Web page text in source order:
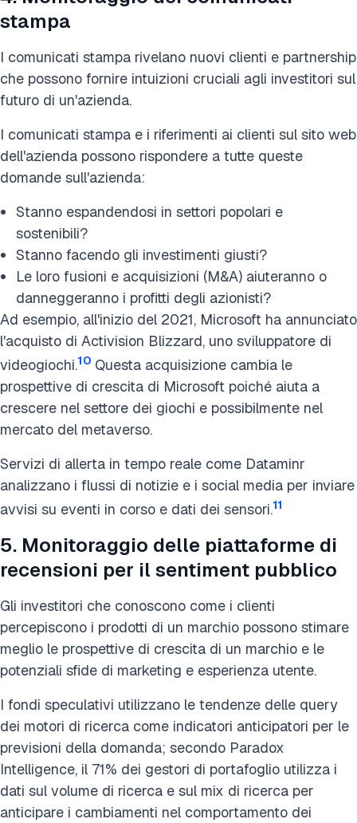
stampa
I comunicati stampa rivelano nuovi clienti e partnership
che possono fornire intuizioni cruciali agli investitori sul
futuro di un'azienda.
I comunicati stampa e i riferimenti ai clienti sul sito web
dell'azienda possono rispondere a tutte queste
domande sull'azienda:
Stanno espandendosi in settori popolari e
sostenibili?
Stanno facendo gli investimenti giusti?
Le loro fusioni e acquisizioni (M&A) aiuteranno o
danneggeranno i profitti degli azionisti?
Ad esempio, all'inizio del 2021, Microsoft ha annunciato
l'acquisto di Activision Blizzard, uno sviluppatore di
videogiochi.10 Questa acquisizione cambia le
prospettive di crescita di Microsoft poiché aiuta a
crescere nel settore dei giochi e possibilmente nel
mercato del metaverso.
Servizi di allerta in tempo reale come Dataminr
analizzano i flussi di notizie e i social media per inviare
avvisi su eventi in corso e dati dei sensori.11
5. Monitoraggio delle piattaforme di
recensioni per il sentiment pubblico
Gli investitori che conoscono come i clienti
percepiscono i prodotti di un marchio possono stimare
meglio le prospettive di crescita di un marchio e le
potenziali sfide di marketing e esperienza utente.
I fondi speculativi utilizzano le tendenze delle query
dei motori di ricerca come indicatori anticipatori per le
previsioni della domanda; secondo Paradox
Intelligence, il 71% dei gestori di portafoglio utilizza i
dati sul volume di ricerca e sul mix di ricerca per
anticipare i cambiamenti nel comportamento dei